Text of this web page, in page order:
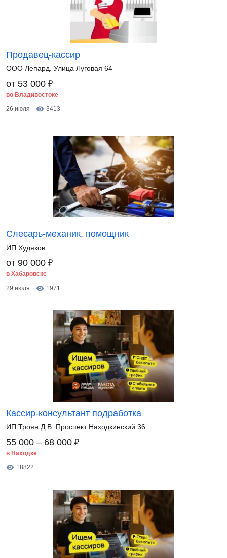
Продавец-кассир
ООО Лепард. Улица Луговая 64
от 53 000 ₽
во Владивостоке
26 июля
3413
Слесарь-механик, помощник
ИП Худяков
от 90 000 ₽
в Хабаровске
29 июля
1971
Кассир-консультант подработка
ИП Троян Д.В. Проспект Находкинский 36
55 000 – 68 000 ₽
в Находке
18822